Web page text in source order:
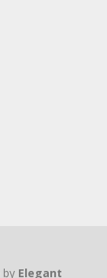
by Elegant